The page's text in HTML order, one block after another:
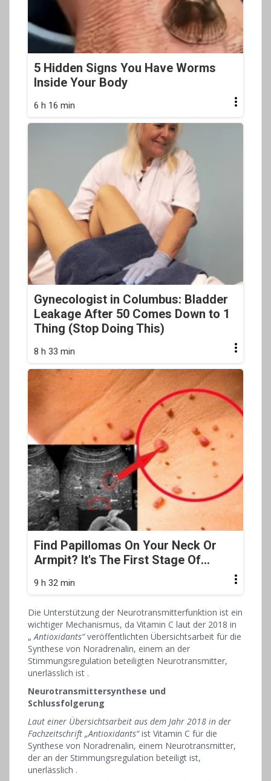
5 Hidden Signs You Have Worms
Inside Your Body
6 h 16 min
Gynecologist in Columbus: Bladder
Leakage After 50 Comes Down to 1
Thing (Stop Doing This)
8 h 33 min
Find Papillomas On Your Neck Or
Armpit? It's The First Stage Of...
9 h 32 min
Die Unterstützung der Neurotransmitterfunktion ist ein
wichtiger Mechanismus, da Vitamin C laut der 2018 in
„Antioxidants“veröffentlichten Übersichtsarbeit für die
Synthese von Noradrenalin, einem an der
Stimmungsregulation beteiligten Neurotransmitter,
unerlässlich ist .
Neurotransmittersynthese und
Schlussfolgerung
Laut einer Übersichtsarbeit aus dem Jahr 2018 in der
Fachzeitschrift „Antioxidants“ist Vitamin C für die
Synthese von Noradrenalin, einem Neurotransmitter,
der an der Stimmungsregulation beteiligt ist,
unerlässlich .